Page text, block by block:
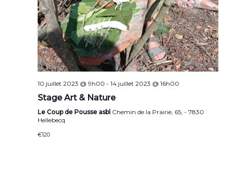
10 juillet 2023 @ 9h00 - 14 juillet 2023 @ 16h00
Stage Art & Nature
Le Coup de Pousse asbl Chemin de la Prairie, 65, - 7830
Hellebecq
€120